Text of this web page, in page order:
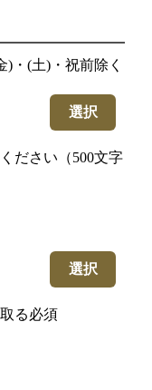
・(土)・祝前除く
選択
ださい（500文字
選択
る必須